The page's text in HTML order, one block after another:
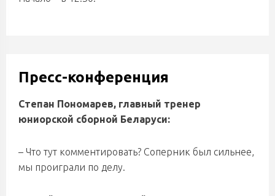
Пресс-конференция
Степан Пономарев, главный тренер
юниорской сборной Беларуси:
– Что тут комментировать? Соперник был сильнее,
мы проиграли по делу.